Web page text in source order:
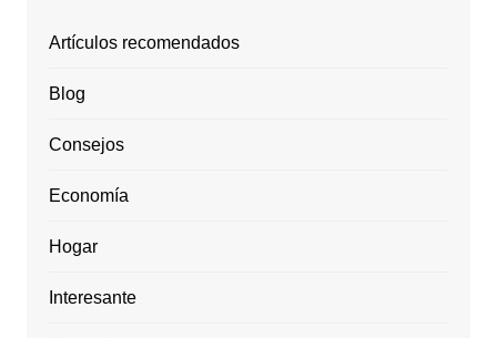
Artículos recomendados
Blog
Consejos
Economía
Hogar
Interesante